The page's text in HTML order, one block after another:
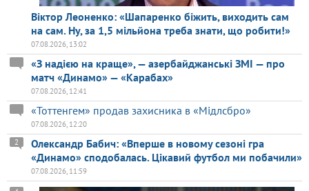
Віктор Леоненко: «Шапаренко біжить, виходить сам
на сам. Ну, за 1,5 мільйона треба знати, що робити!»
07.08.2026, 13:02
«З надією на краще», — азербайджанські ЗМІ — про
матч «Динамо» — «Карабах»
07.08.2026, 12:41
«Тоттенгем» продав захисника в «Мідлсбро»
07.08.2026, 12:20
Олександр Бабич: «Вперше в новому сезоні гра
«Динамо» сподобалась. Цікавий футбол ми побачили»
2
07.08.2026, 11:59